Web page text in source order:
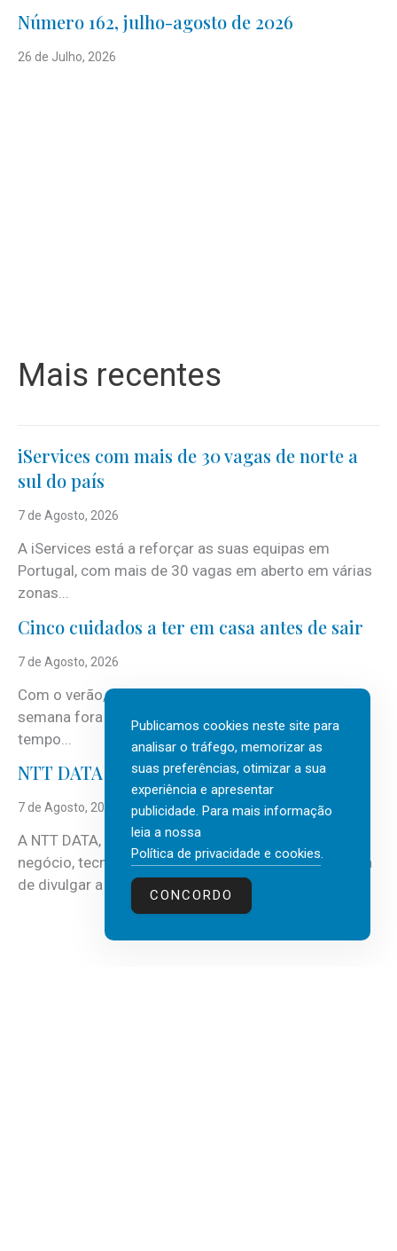
Número 162, julho-agosto de 2026
26 de Julho, 2026
Mais recentes
iServices com mais de 30 vagas de norte a
sul do país
7 de Agosto, 2026
A iServices está a reforçar as suas equipas em
Portugal, com mais de 30 vagas em aberto em várias
zonas...
Cinco cuidados a ter em casa antes de sair
7 de Agosto, 2026
Com o verão, chegam também as férias, os fins-de-
semana fora e os dias em que a casa fica mais
tempo...
NTT DATA Insurtech Global Outlook 2026
7 de Agosto, 2026
A NTT DATA, consultora global em serviços de
negócio, tecnologia e inteligência artificial (IA), acaba
de divulgar a mais recente...
Publicamos cookies neste site para
analisar o tráfego, memorizar as
suas preferências, otimizar a sua
experiência e apresentar
publicidade. Para mais informação
leia a nossa
Política de privacidade e cookies.
CONCORDO